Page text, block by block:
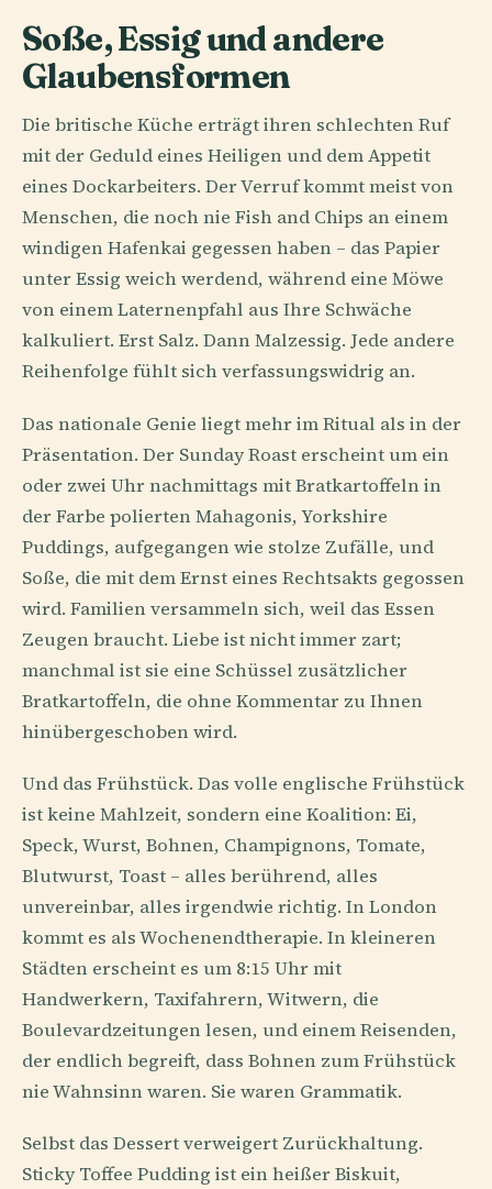
Soße, Essig und andere
Glaubensformen
Die britische Küche erträgt ihren schlechten Ruf
mit der Geduld eines Heiligen und dem Appetit
eines Dockarbeiters. Der Verruf kommt meist von
Menschen, die noch nie Fish and Chips an einem
windigen Hafenkai gegessen haben – das Papier
unter Essig weich werdend, während eine Möwe
von einem Laternenpfahl aus Ihre Schwäche
kalkuliert. Erst Salz. Dann Malzessig. Jede andere
Reihenfolge fühlt sich verfassungswidrig an.
Das nationale Genie liegt mehr im Ritual als in der
Präsentation. Der Sunday Roast erscheint um ein
oder zwei Uhr nachmittags mit Bratkartoffeln in
der Farbe polierten Mahagonis, Yorkshire
Puddings, aufgegangen wie stolze Zufälle, und
Soße, die mit dem Ernst eines Rechtsakts gegossen
wird. Familien versammeln sich, weil das Essen
Zeugen braucht. Liebe ist nicht immer zart;
manchmal ist sie eine Schüssel zusätzlicher
Bratkartoffeln, die ohne Kommentar zu Ihnen
hinübergeschoben wird.
Und das Frühstück. Das volle englische Frühstück
ist keine Mahlzeit, sondern eine Koalition: Ei,
Speck, Wurst, Bohnen, Champignons, Tomate,
Blutwurst, Toast – alles berührend, alles
unvereinbar, alles irgendwie richtig. In London
kommt es als Wochenendtherapie. In kleineren
Städten erscheint es um 8:15 Uhr mit
Handwerkern, Taxifahrern, Witwern, die
Boulevardzeitungen lesen, und einem Reisenden,
der endlich begreift, dass Bohnen zum Frühstück
nie Wahnsinn waren. Sie waren Grammatik.
Selbst das Dessert verweigert Zurückhaltung.
Sticky Toffee Pudding ist ein heißer Biskuit,